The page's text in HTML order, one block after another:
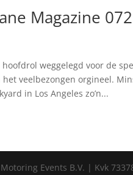
Magazine 072
weggelegd voor de
veelbezongen orgineel.
in Los Angeles zo’n...
Events B.V. | Kvk